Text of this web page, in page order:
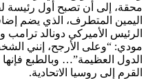
محقة، إلى أن تصبح أول رئيسة
اليمين المتطرف، الذي يضم
الرئيس الأميركي دونالد ترامب
مودي: “وعلى الأرجح، إنني
الدول العظيمة”… وبالطبع
القرم إلى روسيا الاتحادية.